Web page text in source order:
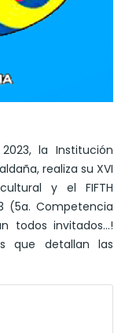
la Institución
realiza su XVI
y el FIFTH
(5a. Competencia
todos invitados…!
que detallan las